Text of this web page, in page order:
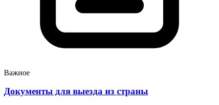
Важное
Документы для выезда из страны